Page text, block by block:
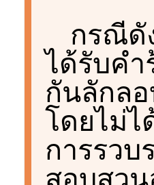
กรณีดั
ได้รับคำ
กันลักล
โดยไม่ไ
การรวบ
สอบสวน